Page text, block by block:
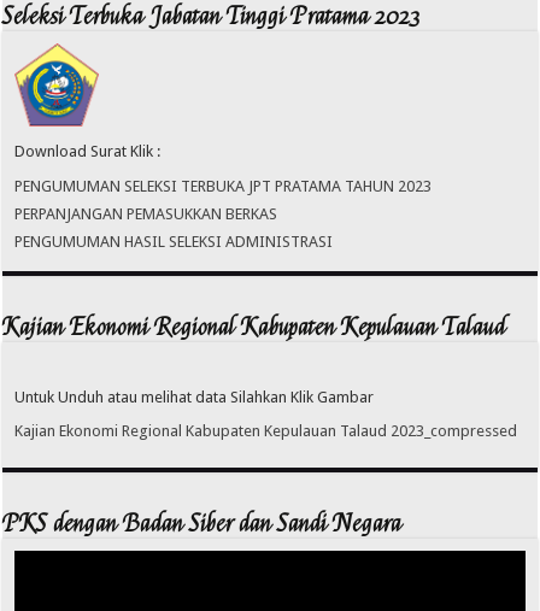
Seleksi Terbuka Jabatan Tinggi Pratama 2023
Download Surat Klik :
PENGUMUMAN SELEKSI TERBUKA JPT PRATAMA TAHUN 2023
PERPANJANGAN PEMASUKKAN BERKAS
PENGUMUMAN HASIL SELEKSI ADMINISTRASI
Kajian Ekonomi Regional Kabupaten Kepulauan Talaud
Untuk Unduh atau melihat data Silahkan Klik Gambar
Kajian Ekonomi Regional Kabupaten Kepulauan Talaud 2023_compressed
PKS dengan Badan Siber dan Sandi Negara